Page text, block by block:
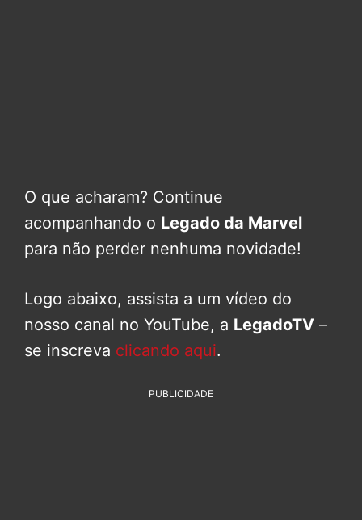
O que acharam? Continue
acompanhando o Legado da Marvel
para não perder nenhuma novidade!
Logo abaixo, assista a um vídeo do
nosso canal no YouTube, a LegadoTV –
se inscreva clicando aqui.
PUBLICIDADE